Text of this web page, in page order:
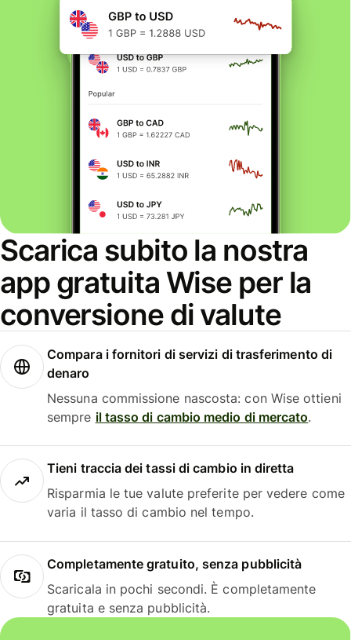
Scarica subito la nostra
app gratuita Wise per la
conversione di valute
Compara i fornitori di servizi di trasferimento di
denaro
Nessuna commissione nascosta: con Wise ottieni
sempre il tasso di cambio medio di mercato.
Tieni traccia dei tassi di cambio in diretta
Risparmia le tue valute preferite per vedere come
varia il tasso di cambio nel tempo.
Completamente gratuito, senza pubblicità
Scaricala in pochi secondi. È completamente
gratuita e senza pubblicità.